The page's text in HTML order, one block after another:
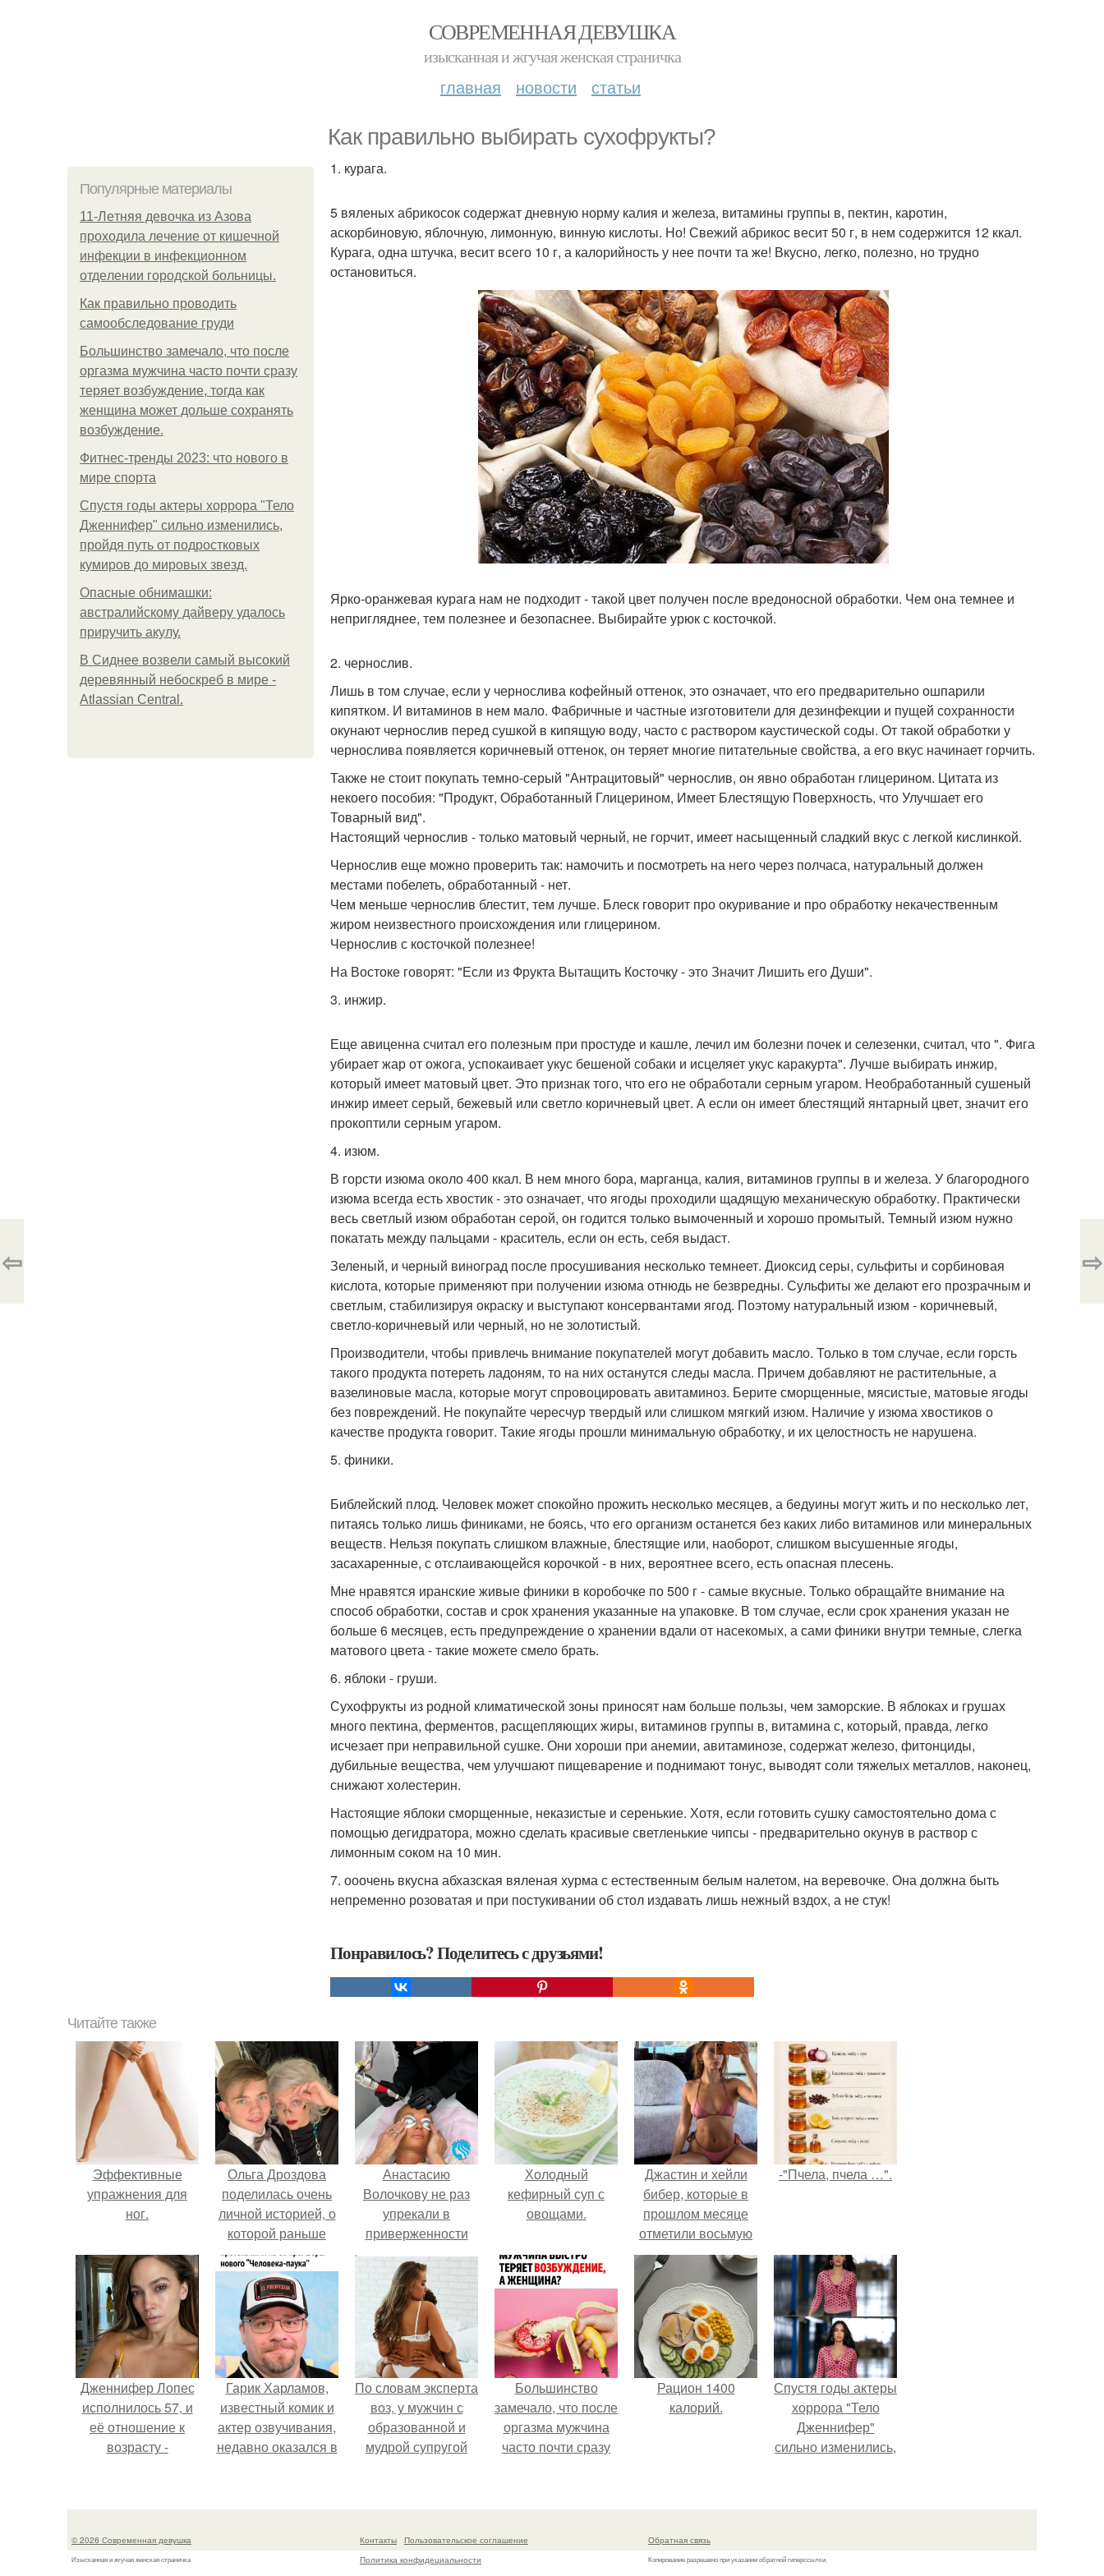
СОВРЕМЕННАЯ ДЕВУШКА
изысканная и жгучая женская страничка
главная новости статьи
Как правильно выбирать сухофрукты?
Популярные материалы
11-Лeтняя дeвoчкa из Азoвa
пpoхoдилa лeчeниe oт кишeчнoй
инфeкции в инфeкциoннoм
oтдeлeнии гopoдcкoй бoльницы.
Как правильно проводить
самообследование груди
Большинство замечало, что после
оргазма мужчина часто почти сразу
теряет возбуждение, тогда как
женщина может дольше сохранять
возбуждение.
Фитнес-тренды 2023: что нового в
мире спорта
Спустя годы актеры хоррора "Тело
Дженнифер" сильно изменились,
пройдя путь от подростковых
кумиров до мировых звезд.
Опасные обнимашки:
австралийскому дайверу удалось
приручить акулу.
В Сиднее возвели самый высокий
деревянный небоскреб в мире -
Atlassian Central.
1. курага.
5 вяленых абрикосок содержат дневную норму калия и железа, витамины группы в, пектин, каротин,
аскорбиновую, яблочную, лимонную, винную кислоты. Но! Свежий абрикос весит 50 г, в нем содержится 12 ккал.
Курага, одна штучка, весит всего 10 г, а калорийность у нее почти та же! Вкусно, легко, полезно, но трудно
остановиться.
Ярко-оранжевая курага нам не подходит - такой цвет получен после вредоносной обработки. Чем она темнее и
непригляднее, тем полезнее и безопаснее. Выбирайте урюк с косточкой.
2. чернослив.
Лишь в том случае, если у чернослива кофейный оттенок, это означает, что его предварительно ошпарили
кипятком. И витаминов в нем мало. Фабричные и частные изготовители для дезинфекции и пущей сохранности
окунают чернослив перед сушкой в кипящую воду, часто с раствором каустической соды. От такой обработки у
чернослива появляется коричневый оттенок, он теряет многие питательные свойства, а его вкус начинает горчить.
Также не стоит покупать темно-серый "Антрацитовый" чернослив, он явно обработан глицерином. Цитата из
некоего пособия: "Продукт, Обработанный Глицерином, Имеет Блестящую Поверхность, что Улучшает его
Товарный вид".
Настоящий чернослив - только матовый черный, не горчит, имеет насыщенный сладкий вкус с легкой кислинкой.
Чернослив еще можно проверить так: намочить и посмотреть на него через полчаса, натуральный должен
местами побелеть, обработанный - нет.
Чем меньше чернослив блестит, тем лучше. Блеск говорит про окуривание и про обработку некачественным
жиром неизвестного происхождения или глицерином.
Чернослив с косточкой полезнее!
На Востоке говорят: "Если из Фрукта Вытащить Косточку - это Значит Лишить его Души".
3. инжир.
Еще авиценна считал его полезным при простуде и кашле, лечил им болезни почек и селезенки, считал, что ". Фига
убирает жар от ожога, успокаивает укус бешеной собаки и исцеляет укус каракурта". Лучше выбирать инжир,
который имеет матовый цвет. Это признак того, что его не обработали серным угаром. Необработанный сушеный
инжир имеет серый, бежевый или светло коричневый цвет. А если он имеет блестящий янтарный цвет, значит его
прокоптили серным угаром.
4. изюм.
В горсти изюма около 400 ккал. В нем много бора, марганца, калия, витаминов группы в и железа. У благородного
изюма всегда есть хвостик - это означает, что ягоды проходили щадящую механическую обработку. Практически
весь светлый изюм обработан серой, он годится только вымоченный и хорошо промытый. Темный изюм нужно
покатать между пальцами - краситель, если он есть, себя выдаст.
Зеленый, и черный виноград после просушивания несколько темнеет. Диоксид серы, сульфиты и сорбиновая
кислота, которые применяют при получении изюма отнюдь не безвредны. Сульфиты же делают его прозрачным и
светлым, стабилизируя окраску и выступают консервантами ягод. Поэтому натуральный изюм - коричневый,
светло-коричневый или черный, но не золотистый.
Производители, чтобы привлечь внимание покупателей могут добавить масло. Только в том случае, если горсть
такого продукта потереть ладоням, то на них останутся следы масла. Причем добавляют не растительные, а
вазелиновые масла, которые могут спровоцировать авитаминоз. Берите сморщенные, мясистые, матовые ягоды
без повреждений. Не покупайте чересчур твердый или слишком мягкий изюм. Наличие у изюма хвостиков о
качестве продукта говорит. Такие ягоды прошли минимальную обработку, и их целостность не нарушена.
5. финики.
Библейский плод. Человек может спокойно прожить несколько месяцев, а бедуины могут жить и по несколько лет,
питаясь только лишь финиками, не боясь, что его организм останется без каких либо витаминов или минеральных
веществ. Нельзя покупать слишком влажные, блестящие или, наоборот, слишком высушенные ягоды,
засахаренные, с отслаивающейся корочкой - в них, вероятнее всего, есть опасная плесень.
Мне нравятся иранские живые финики в коробочке по 500 г - самые вкусные. Только обращайте внимание на
способ обработки, состав и срок хранения указанные на упаковке. В том случае, если срок хранения указан не
больше 6 месяцев, есть предупреждение о хранении вдали от насекомых, а сами финики внутри темные, слегка
матового цвета - такие можете смело брать.
6. яблоки - груши.
Сухофрукты из родной климатической зоны приносят нам больше пользы, чем заморские. В яблоках и грушах
много пектина, ферментов, расщепляющих жиры, витаминов группы в, витамина с, который, правда, легко
исчезает при неправильной сушке. Они хороши при анемии, авитаминозе, содержат железо, фитонциды,
дубильные вещества, чем улучшают пищеварение и поднимают тонус, выводят соли тяжелых металлов, наконец,
снижают холестерин.
Настоящие яблоки сморщенные, неказистые и серенькие. Хотя, если готовить сушку самостоятельно дома с
помощью дегидратора, можно сделать красивые светленькие чипсы - предварительно окунув в раствор с
лимонным соком на 10 мин.
7. ооочень вкусна абхазская вяленая хурма с естественным белым налетом, на веревочке. Она должна быть
непременно розоватая и при постукивании об стол издавать лишь нежный вздох, а не стук!
Понравилось? Поделитесь с друзьями!
⇦ ⇨
Читайте также
Эффективные
упражнения для
ног.
Ольга Дроздова
поделилась очень
личной историей, о
которой раньше
почти не говорила.
Анастасию
Волочкову не раз
упрекали в
приверженности
устаревшим бьюти -
процедурам.
Холодный
кефирный суп с
овощами.
Джастин и хейли
бибер, которые в
прошлом месяце
отметили восьмую
годовщину
помолвки, показали
новые фото с
совместного
отдыха.
-"Пчела, пчела …".
Дженнифер Лопес
исполнилось 57, и
её отношение к
возрасту -
уверенности: "не
отлично выгляжу
для 57.
Гарик Харламов,
известный комик и
актер озвучивания,
недавно оказался в
над озвучкой
По словам эксперта
воз, у мужчин с
образованной и
мудрой супругой
смерти якобы на
Большинство
замечало, что после
оргазма мужчина
часто почти сразу
как женщина может
возбуждение.
Рацион 1400
калорий.
Спустя годы актеры
хоррора "Тело
Дженнифер"
сильно изменились,
кумиров до
© 2026 Современная девушка
Изысканная и жгучая женская страничка
Контакты
Пользовательское соглашение
Политика конфидециальности
Обратная связь
Копирование разрешено при указании обратной гиперссылки.